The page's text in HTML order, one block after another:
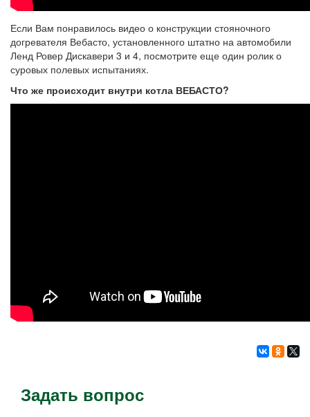
Если Вам понравилось видео о конструкции стояночного
догревателя Вебасто, установленного штатно на автомобили
Ленд Ровер Дискавери 3 и 4, посмотрите еще один ролик о
суровых полевых испытаниях.
Что же происходит внутри котла ВЕБАСТО?
Задать вопрос